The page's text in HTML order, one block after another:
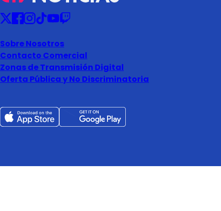
Sobre Nosotros
Contacto Comercial
Zonas de Transmisión Digital
Oferta Pública y No Discriminatoria